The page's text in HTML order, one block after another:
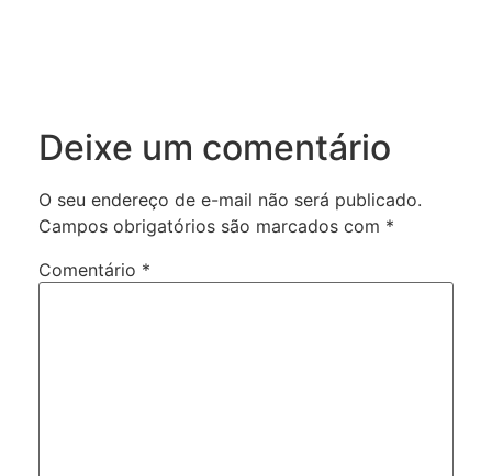
Deixe um comentário
O seu endereço de e-mail não será publicado.
Campos obrigatórios são marcados com *
Comentário *